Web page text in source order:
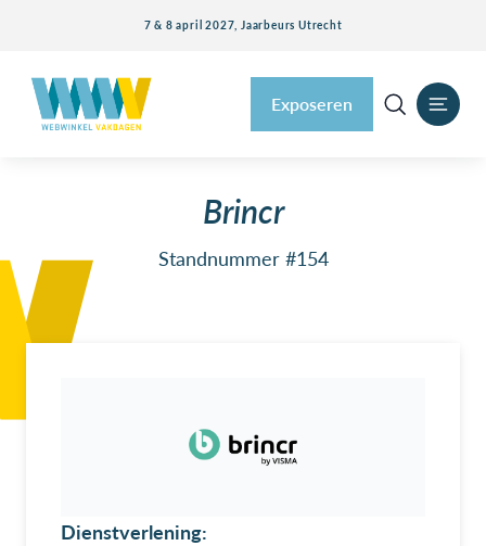
7 & 8 april 2027, Jaarbeurs Utrecht
Exposeren
Brincr
Standnummer #154
Dienstverlening: